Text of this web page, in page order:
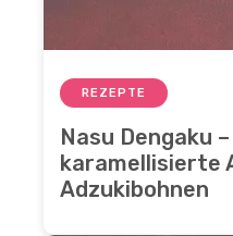
REZEPTE
Nasu Dengaku
karamellisierte
Adzukibohnen